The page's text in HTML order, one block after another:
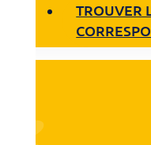
TROUVER